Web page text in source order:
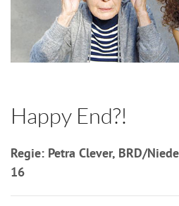
Happy End?!
Regie: Petra Clever, BRD/
16